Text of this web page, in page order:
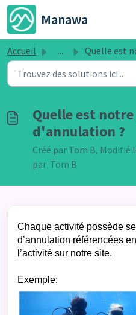
Passer au contenu principal
Manawa
Accueil ... Quelle est notre politique
Quelle est
d'annulation ?
Créé par Tom B, Modifié
par Tom B
Chaque activité possède
d’annulation référencées
l’activité sur notre site.
Exemple: